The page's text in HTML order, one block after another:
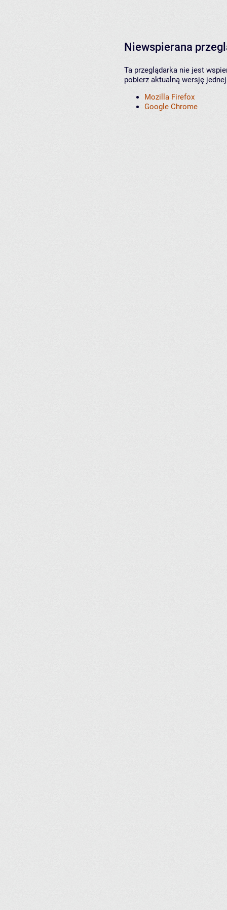
Niewspierana
Ta przeglądarka nie jest
pobierz aktualną wersję
Mozilla Firefox
Google Chrome